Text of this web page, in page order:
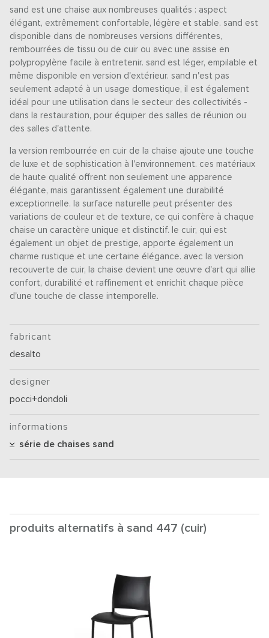
sand est une chaise aux nombreuses qualités : aspect
élégant, extrêmement confortable, légère et stable. sand est
disponible dans de nombreuses versions différentes,
rembourrées de tissu ou de cuir ou avec une assise en
polypropylène facile à entretenir. sand est léger, empilable et
même disponible en version d'extérieur. sand n'est pas
seulement adapté à un usage domestique, il est également
idéal pour une utilisation dans le secteur des collectivités -
dans la restauration, pour équiper des salles de réunion ou
des salles d'attente.
la version rembourrée en cuir de la chaise ajoute une touche
de luxe et de sophistication à l'environnement. ces matériaux
de haute qualité offrent non seulement une apparence
élégante, mais garantissent également une durabilité
exceptionnelle. la surface naturelle peut présenter des
variations de couleur et de texture, ce qui confère à chaque
chaise un caractère unique et distinctif. le cuir, qui est
également un objet de prestige, apporte également un
charme rustique et une certaine élégance. avec la version
recouverte de cuir, la chaise devient une œuvre d'art qui allie
confort, durabilité et raffinement et enrichit chaque pièce
d'une touche de classe intemporelle.
fabricant
desalto
designer
pocci+dondoli
informations
série de chaises sand
produits alternatifs à sand 447 (cuir)